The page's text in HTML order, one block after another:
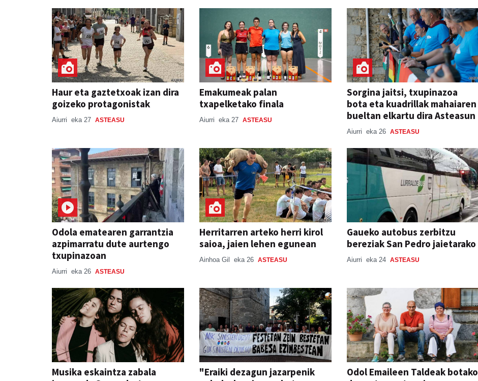
Haur eta gaztetxoak izan dira
goizeko protagonistak
Aiurri eka 27 ASTEASU
Emakumeak palan
txapelketako finala
Aiurri eka 27 ASTEASU
Sorgina jaitsi, txupinazoa
bota eta kuadrillak mahaiaren
bueltan elkartu dira Asteasun
Aiurri eka 26 ASTEASU
Odola ematearen garrantzia
azpimarratu dute aurtengo
txupinazoan
Aiurri eka 26 ASTEASU
Herritarren arteko herri kirol
saioa, jaien lehen egunean
Ainhoa Gil eka 26 ASTEASU
Gaueko autobus zerbitzu
bereziak San Pedro jaietarako
Aiurri eka 24 ASTEASU
Musika eskaintza zabala
"Eraiki dezagun jazarpenik
Odol Emaileen Taldeak botako